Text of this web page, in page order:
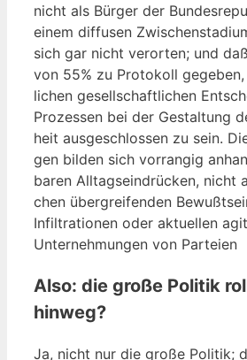
nicht als Bür­ger der
einem dif­fu­sen
sich gar nicht ver­or­ten; und
von 55% zu Pro­to­koll
li­chen gesell­schaft­li­chen
Pro­zes­sen bei der Gestal­tung
heit aus­ge­schlos­sen zu sein.
gen bil­den sich vor­ran­gig
ba­ren All­tags­ein­drü­cken, nicht
chen über­grei­fen­den
Infil­tra­tio­nen oder aktu­el­len
Unter­neh­mun­gen von
Also: die große Politik
hinweg?
Ja, nicht nur die gro­ße Poli­tik;